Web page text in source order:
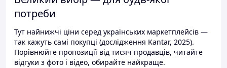
потреби
Тут найнижчі ціни серед українських маркетплейсів —
так кажуть самі покупці (дослідження Kantar, 2025).
Порівнюйте пропозиції від тисяч продавців, читайте
відгуки з фото і відео, обирайте найкраще.